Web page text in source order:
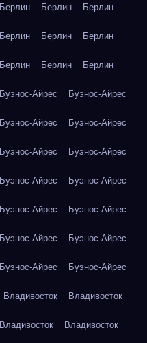
Берлин Берлин Берлин
Берлин Берлин Берлин
Берлин Берлин Берлин
Буэнос-Айрес Буэнос-Айрес
Буэнос-Айрес Буэнос-Айрес
Буэнос-Айрес Буэнос-Айрес
Буэнос-Айрес Буэнос-Айрес
Буэнос-Айрес Буэнос-Айрес
Буэнос-Айрес Буэнос-Айрес
Буэнос-Айрес Буэнос-Айрес
Владивосток Владивосток
Владивосток Владивосток